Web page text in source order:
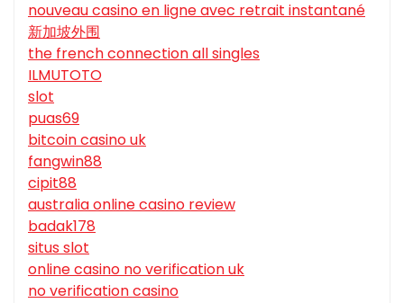
nouveau casino en ligne avec retrait instantané
新加坡外围
the french connection all singles
ILMUTOTO
slot
puas69
bitcoin casino uk
fangwin88
cipit88
australia online casino review
badak178
situs slot
online casino no verification uk
no verification casino